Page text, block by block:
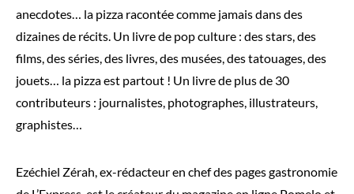
anecdotes… la pizza racontée comme jamais dans des
dizaines de récits. Un livre de pop culture : des stars, des
films, des séries, des livres, des musées, des tatouages, des
jouets… la pizza est partout ! Un livre de plus de 30
contributeurs : journalistes, photographes, illustrateurs,
graphistes…
Ezéchiel Zérah, ex-rédacteur en chef des pages gastronomie